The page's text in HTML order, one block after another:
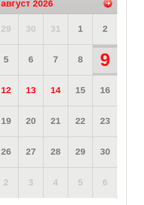
август 2026
29 30 31 1 2
5 6 7 8 9
12 13 14 15 16
19 20 21 22 23
26 27 28 29 30
2 3 4 5 6